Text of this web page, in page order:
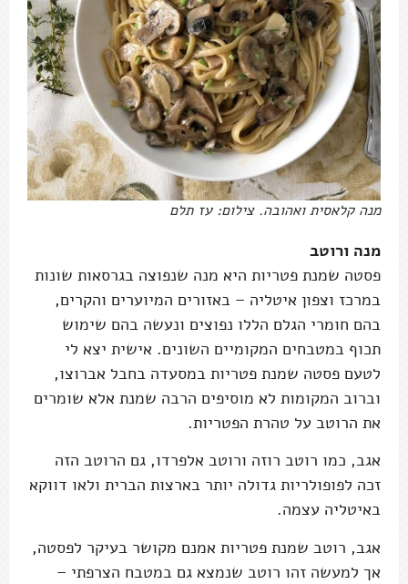
מנה קלאסית ואהובה. צילום: עז תלם
מנה ורוטב
פסטה שמנת פטריות היא מנה שנפוצה בגרסאות שונות
במרכז וצפון איטליה – באזורים המיוערים והקרים,
בהם חומרי הגלם הללו נפוצים ונעשה בהם שימוש
תכוף במטבחים המקומיים השונים. אישית יצא לי
לטעם פסטה שמנת פטריות במסעדה בחבל אברוצו,
וברוב המקומות לא מוסיפים הרבה שמנת אלא שומרים
את הרוטב על טהרת הפטריות.
אגב, כמו רוטב רוזה ורוטב אלפרדו, גם הרוטב הזה
זכה לפופולריות גדולה יותר בארצות הברית ולאו דווקא
באיטליה עצמה.
אגב, רוטב שמנת פטריות אמנם מקושר בעיקר לפסטה,
אך למעשה זהו רוטב שנמצא גם במטבח הצרפתי –